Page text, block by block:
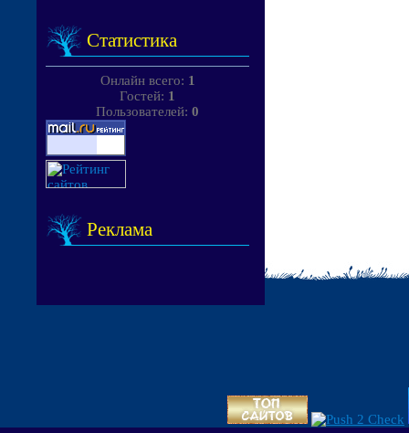
Статистика
Онлайн всего: 1
Гостей: 1
Пользователей: 0
Реклама